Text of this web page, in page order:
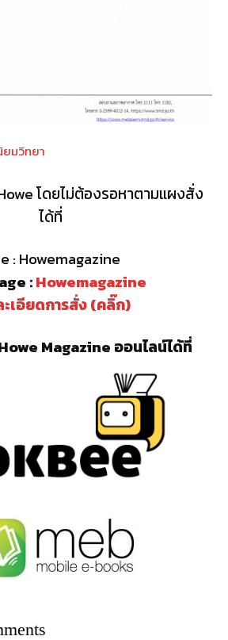
มวิทยา
โดยไม่ต้องรอหาตามแผงสั่ง
ได้ที่
: Howemagazine
:Howemagazine
ะเอียดการสั่ง (คลิ๊ก)
Magazine ออนไลน์ได้ที่